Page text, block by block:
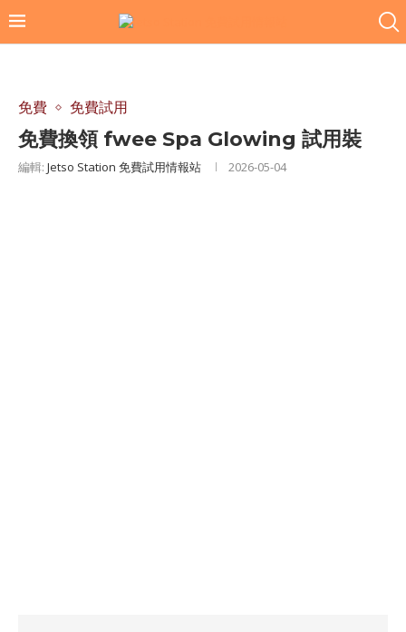
免費 免費試用
免費換領 fwee Spa Glowing 試用裝
編輯: Jetso Station 免費試用情報站 2026-05-04